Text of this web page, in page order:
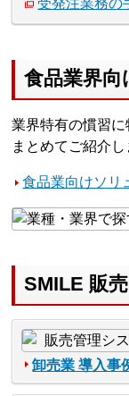
受発注業務の
食品業界
業界特有の慣習
まとめてご紹介し
食品業向けソリ
SMILE 販
卸売業 導入事